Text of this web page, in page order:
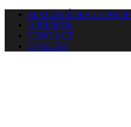
SI VOUS ÊTES LE
A PROPOS
CONTACT
ENGLISH